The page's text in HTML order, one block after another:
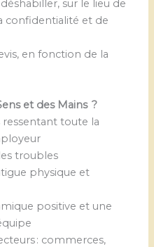
sur le lieu de
confidentialité et de
en fonction de la
et des Mains ?
toute la
troubles
physique et
positive et une
: commerces,